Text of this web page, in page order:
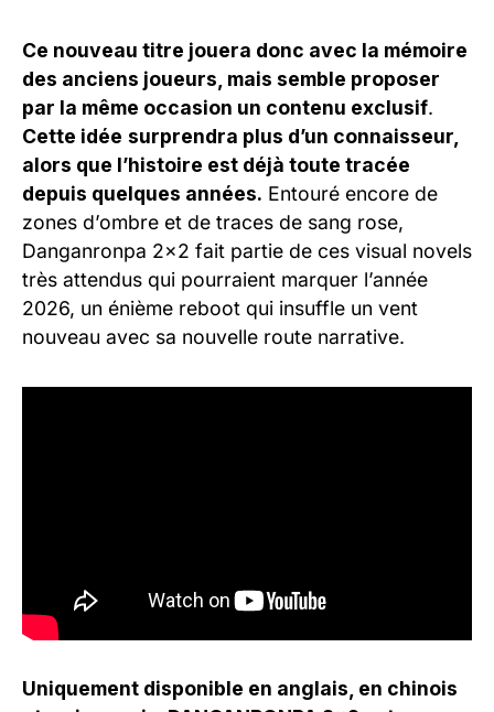
Ce nouveau titre jouera donc avec la mémoire
des anciens joueurs, mais semble proposer
par la même occasion un contenu exclusif.
Cette idée surprendra plus d’un connaisseur,
alors que l’histoire est déjà toute tracée
depuis quelques années. Entouré encore de
zones d’ombre et de traces de sang rose,
Danganronpa 2×2 fait partie de ces visual novels
très attendus qui pourraient marquer l’année
2026, un énième reboot qui insuffle un vent
nouveau avec sa nouvelle route narrative.
Uniquement disponible en anglais, en chinois